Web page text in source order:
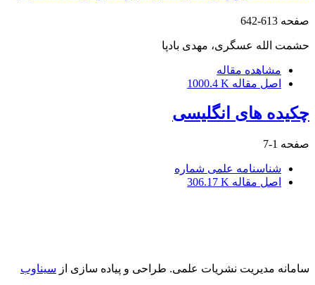
صفحه 613-642
حشمت الله عسگری، مهدی بادپا
مشاهده مقاله
اصل مقاله 1000.4 K
چکیده های انگلیسی
صفحه 1-7
شناسنامه علمی شماره
اصل مقاله 306.17 K
سامانه مدیریت نشریات علمی. طراحی و پیاده سازی از سیناوب